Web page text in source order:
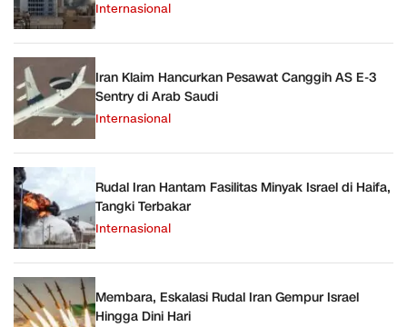
Internasional
Iran Klaim Hancurkan Pesawat Canggih AS E-3
Sentry di Arab Saudi
Internasional
Rudal Iran Hantam Fasilitas Minyak Israel di Haifa,
Tangki Terbakar
Internasional
Membara, Eskalasi Rudal Iran Gempur Israel
Hingga Dini Hari